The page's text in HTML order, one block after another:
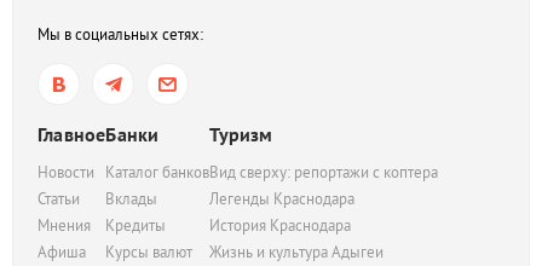
Мы в социальных сетях:
Главное
Новости
Статьи
Мнения
Афиша
Банки
Каталог банков
Вклады
Кредиты
Курсы валют
Туризм
Вид сверху: репортажи с коптера
Легенды Краснодара
История Краснодара
Жизнь и культура Адыгеи